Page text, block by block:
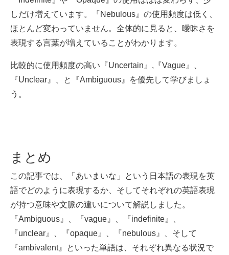
しだけ増えています。『Nebulous』の使用頻度は低く、
ほとんど変わっていません。全体的に見ると、曖昧さを
表現する言葉が増えていることがわかります。
比較的に使用頻度の高い『Uncertain』,『Vague』、
『Unclear』、と『Ambiguous』を優先して学びましょ
う。
まとめ
この記事では、「あいまいな」という日本語の表現を英
語でどのように表現するか、そしてそれぞれの英語表現
が持つ意味や文脈の違いについて解説しました。
『Ambiguous』、『vague』、『indefinite』、
『unclear』、『opaque』、『nebulous』、そして
『ambivalent』といった単語は、それぞれ異なる状況で